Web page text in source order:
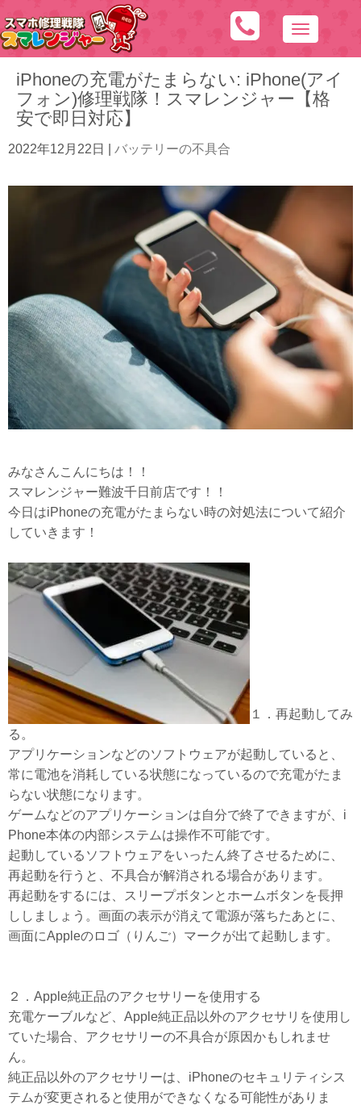
N
a
v
i
iPhoneの充電がたまらない: iPhone(アイ
フォン)修理戦隊！スマレンジャー【格
安で即日対応】
2022年12月22日 バッテリーの不具合
みなさんこんにちは！！
スマレンジャー難波千日前店です！！
今日はiPhoneの充電がたまらない時の対処法について紹介
していきます！
１．再起動してみ
る。
アプリケーションなどのソフトウェアが起動していると、
常に電池を消耗している状態になっているので充電がたま
らない状態になります。
ゲームなどのアプリケーションは自分で終了できますが、i
Phone本体の内部システムは操作不可能です。
起動しているソフトウェアをいったん終了させるために、
再起動を行うと、不具合が解消される場合があります。
再起動をするには、スリープボタンとホームボタンを長押
ししましょう。画面の表示が消えて電源が落ちたあとに、
画面にAppleのロゴ（りんご）マークが出て起動します。
２． Apple純正品のアクセサリーを使用する
充電ケーブルなど、Apple純正品以外のアクセサリを使用し
ていた場合、アクセサリーの不具合が原因かもしれませ
ん。
純正品以外のアクセサリーは、iPhoneのセキュリティシス
テムが変更されると使用ができなくなる可能性がありま